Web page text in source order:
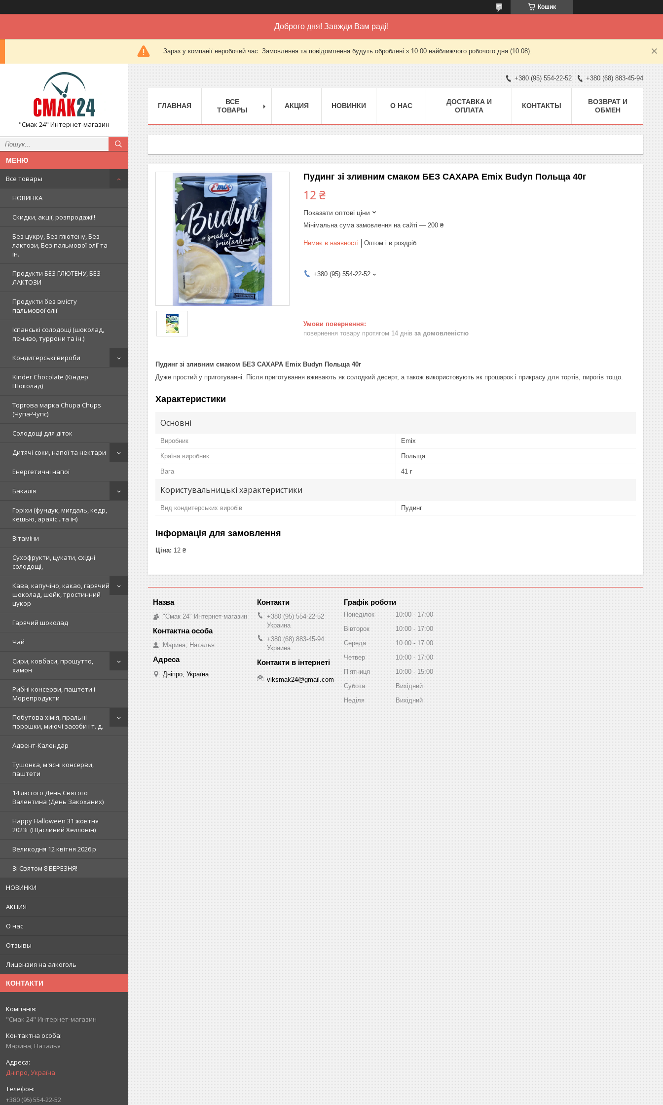
Кошик
Доброго дня! Завжди Вам раді!
Зараз у компанії неробочий час. Замовлення та повідомлення будуть оброблені з 10:00 найближчого робочого дня (10.08).
"Смак 24" Интернет-магазин
Все товары
НОВИНКА
Скидки, акції, розпродажі!!
Без цукру, Без глютену, Без
лактози, Без пальмової олії та
ін.
Продукти БЕЗ ГЛЮТЕНУ, БЕЗ
ЛАКТОЗИ
Продукти без вмісту
пальмової олії
Іспанські солодощі (шоколад,
печиво, туррони та ін.)
Кондитерські вироби
Kinder Chocolate (Кіндер
Шоколад)
Торгова марка Chupa Chups
(Чупа-Чупс)
Солодощі для діток
Дитячі соки, напої та нектари
Енергетичні напої
Бакалія
Горіхи (фундук, мигдаль, кедр,
кешью, арахіс...та ін)
Вітаміни
Сухофрукти, цукати, східні
солодощі,
Кава, капучіно, какао, гарячий
шоколад, шейк, тростинний
цукор
Гарячий шоколад
Чай
Сири, ковбаси, прошутто,
хамон
Рибні консерви, паштети і
Морепродукти
Побутова хімія, пральні
порошки, миючі засоби і т. д.
Адвент-Календар
Тушонка, м'ясні консерви,
паштети
14 лютого День Святого
Валентина (День Закоханих)
Happy Halloween 31 жовтня
2023г (Щасливий Хелловін)
Великодня 12 квітня 2026 р
Зi Святом 8 БЕРЕЗНЯ!
НОВИНКИ
АКЦИЯ
О нас
Отзывы
Лицензия на алкоголь
КОНТАКТИ
"Смак 24" Интернет-магазин
Марина, Наталья
Дніпро, Україна
+380 (95) 554-22-52
+380 (95) 554-22-52 +380 (68) 883-45-94
ГЛАВНАЯ
ВСЕ
ТОВАРЫ
АКЦИЯ НОВИНКИ О НАС
ДОСТАВКА И
ОПЛАТА
КОНТАКТЫ
ВОЗВРАТ И
ОБМЕН
Пудинг зі зливним смаком БЕЗ САХАРА Emix Budyn Польща 40г
12 ₴
Показати оптові ціни
Мінімальна сума замовлення на сайті — 200 ₴
Немає в наявності Оптом і в роздріб
+380 (95) 554-22-52
повернення товару протягом 14 днів за домовленістю
Пудинг зі зливним смаком БЕЗ САХАРА Emix Budyn Польща 40г
Дуже простий у приготуванні. Після приготування вживають як солодкий десерт, а також використовують як прошарок і прикрасу для тортів, пирогів тощо.
Характеристики
Основні
Виробник Emix
Країна виробник Польща
Вага 41 г
Користувальницькі характеристики
Вид кондитерських виробів Пудинг
Інформація для замовлення
Ціна: 12 ₴
"Смак 24" Интернет-магазин
Марина, Наталья
Дніпро, Україна
+380 (95) 554-22-52
Украина
+380 (68) 883-45-94
Украина
viksmak24@gmail.com
Графік роботи
Понеділок 10:00
17:00
Вівторок
10:00
17:00
Середа
10:00
17:00
Четвер
10:00
17:00
Пʼятниця
10:00
15:00
Субота
Вихідний
Неділя
Вихідний